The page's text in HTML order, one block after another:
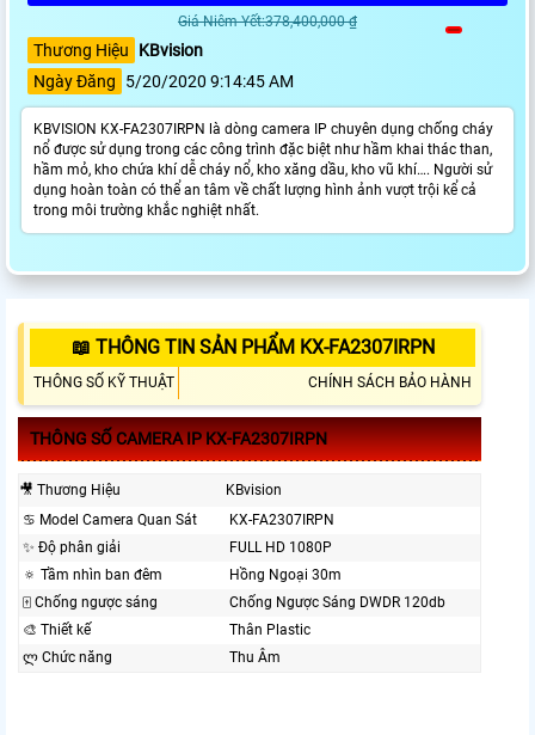
Giá Niêm Yết:378,400,000 ₫
Thương Hiệu
KBvision
Ngày Đăng
5/20/2020 9:14:45 AM
KBVISION KX-FA2307IRPN là dòng camera IP chuyên dụng chống cháy
nổ được sử dụng trong các công trình đặc biệt như hầm khai thác than,
hầm mỏ, kho chứa khí dễ cháy nổ, kho xăng dầu, kho vũ khí…. Người sử
dụng hoàn toàn có thể an tâm về chất lượng hình ảnh vượt trội kể cả
trong môi trường khắc nghiệt nhất.
📖 THÔNG TIN SẢN PHẨM KX-FA2307IRPN
THÔNG SỐ KỸ THUẬT CHÍNH SÁCH BẢO HÀNH
THÔNG SỐ CAMERA IP KX-FA2307IRPN
🎥 Thương Hiệu
KBvision
♋ Model Camera Quan Sát
KX-FA2307IRPN
✨ Độ phân giải
FULL HD 1080P
🔅 Tầm nhìn ban đêm
Hồng Ngoại 30m
🀄 Chống ngược sáng
Chống Ngược Sáng DWDR 120db
🎨 Thiết kế
Thân Plastic
ლ Chức năng
Thu Âm